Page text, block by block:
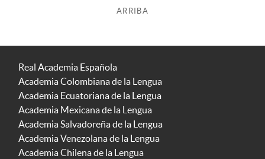
ARRIBA
Real Academia Española
Academia Colombiana de la Lengua
Academia Ecuatoriana de la Lengua
Academia Mexicana de la Lengua
Academia Salvadoreña de la Lengua
Academia Venezolana de la Lengua
Academia Chilena de la Lengua